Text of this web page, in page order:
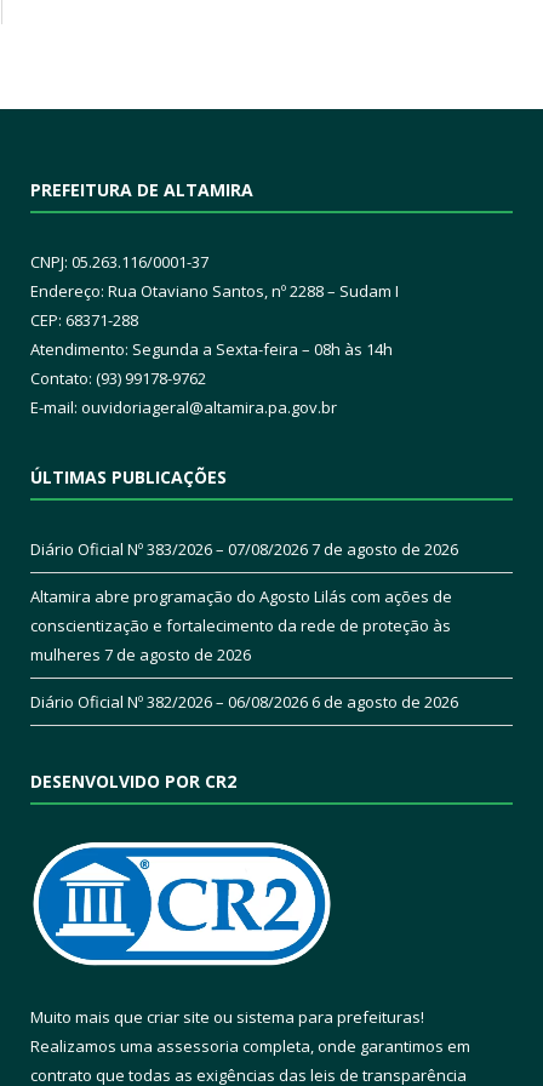
PREFEITURA DE ALTAMIRA
CNPJ: 05.263.116/0001-37
Endereço: Rua Otaviano Santos, nº 2288 – Sudam I
CEP: 68371-288
Atendimento: Segunda a Sexta-feira – 08h às 14h
Contato: (93) 99178-9762
E-mail: ouvidoriageral@altamira.pa.gov.br
ÚLTIMAS PUBLICAÇÕES
Diário Oficial Nº 383/2026 – 07/08/20267 de agosto de 2026
Altamira abre programação do Agosto Lilás com ações de
conscientização e fortalecimento da rede de proteção às
mulheres 7 de agosto de 2026
Diário Oficial Nº 382/2026 – 06/08/20266 de agosto de 2026
DESENVOLVIDO POR CR2
Muito mais que criar site ou sistema para prefeituras!
Realizamos uma assessoria completa, onde garantimos em
contrato que todas as exigências das leis de transparência